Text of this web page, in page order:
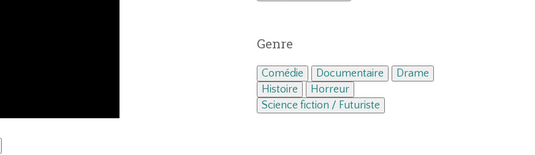
Genre
Comédie Documentaire
Drame
Histoire
Horreur
Science fiction / Futuriste